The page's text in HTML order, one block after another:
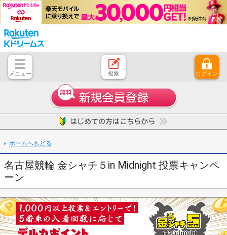
メニュー 投票 ログイン
はじめての方へ
競輪レース情報・結果
レース開催スケジュール
注目開催レース
キャンペーン一覧
ご意見、ご要望 とじる
ホームへもどる
名古屋競輪 金シャチ５in Midnight 投票キャンペ
ーン